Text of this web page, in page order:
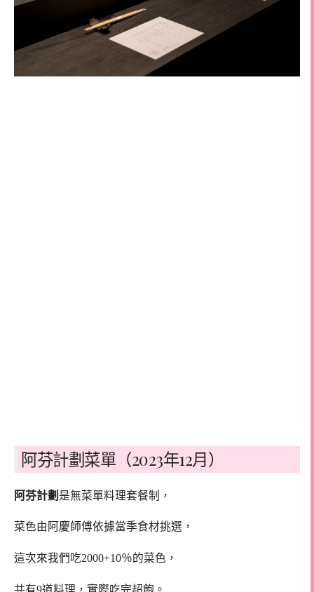
阿芬計劃菜單（2023年12月）
阿芬計劃 是無菜單料理套餐制，
菜色由阿慶師傅依據當季食材挑選，
這次來我們吃2000+10％的菜色，
共有9道料理，實際吃完超飽。